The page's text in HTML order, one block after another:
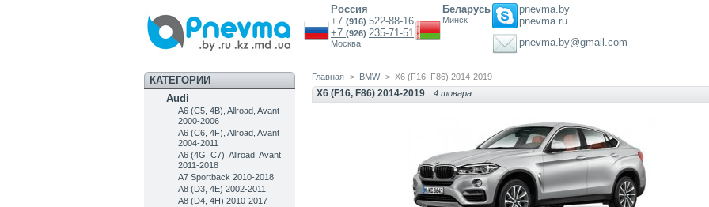
Россия
+7 (916) 522-88-16
+7 (926) 235-71-51
Москва
Беларусь
Минск
pnevma.by
pnevma.ru
pnevma.by@gmail.com
КАТЕГОРИИ
Audi
A6 (C5, 4B), Allroad, Avant
2000-2006
A6 (C6, 4F), Allroad, Avant
2004-2011
A6 (4G, C7), Allroad, Avant
2011-2018
A7 Sportback 2010-2018
A8 (D3, 4E) 2002-2011
A8 (D4, 4H) 2010-2017
Главная > BMW > X6 (F16, F86) 2014-2019
X6 (F16, F86) 2014-2019 4 товара